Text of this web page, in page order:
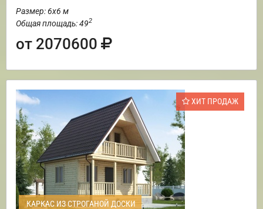
Размер: 6х6 м
Общая площадь: 492
от 2070600
ХИТ ПРОДАЖ
КАРКАС ИЗ СТРОГАНОЙ ДОСКИ